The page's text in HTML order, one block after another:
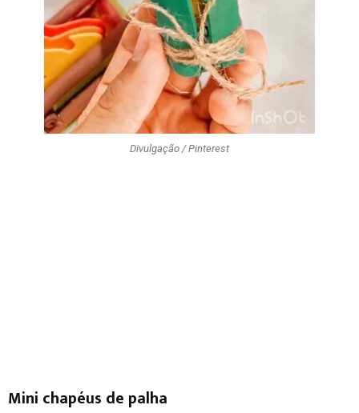
Divulgação / Pinterest
Mini chapéus de palha